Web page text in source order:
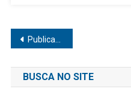
Navegação
por
posts
Publicações mais antigas
BUSCA NO SITE